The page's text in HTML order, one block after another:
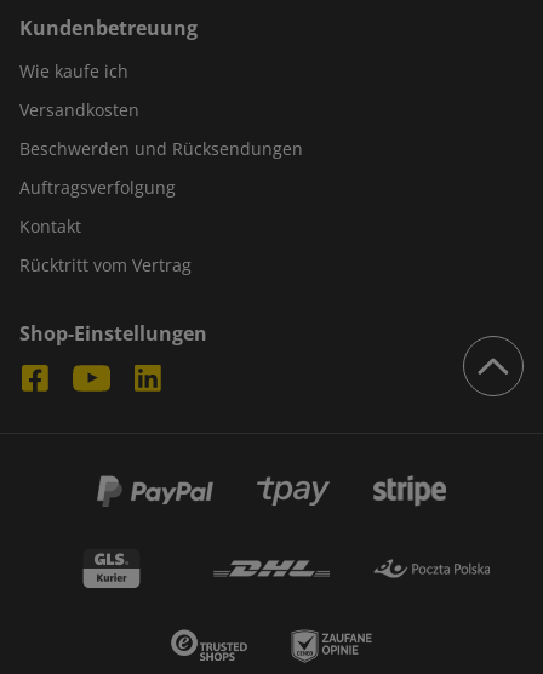
Kundenbetreuung
Wie kaufe ich
Versandkosten
Beschwerden und Rücksendungen
Auftragsverfolgung
Kontakt
Rücktritt vom Vertrag
Shop-Einstellungen